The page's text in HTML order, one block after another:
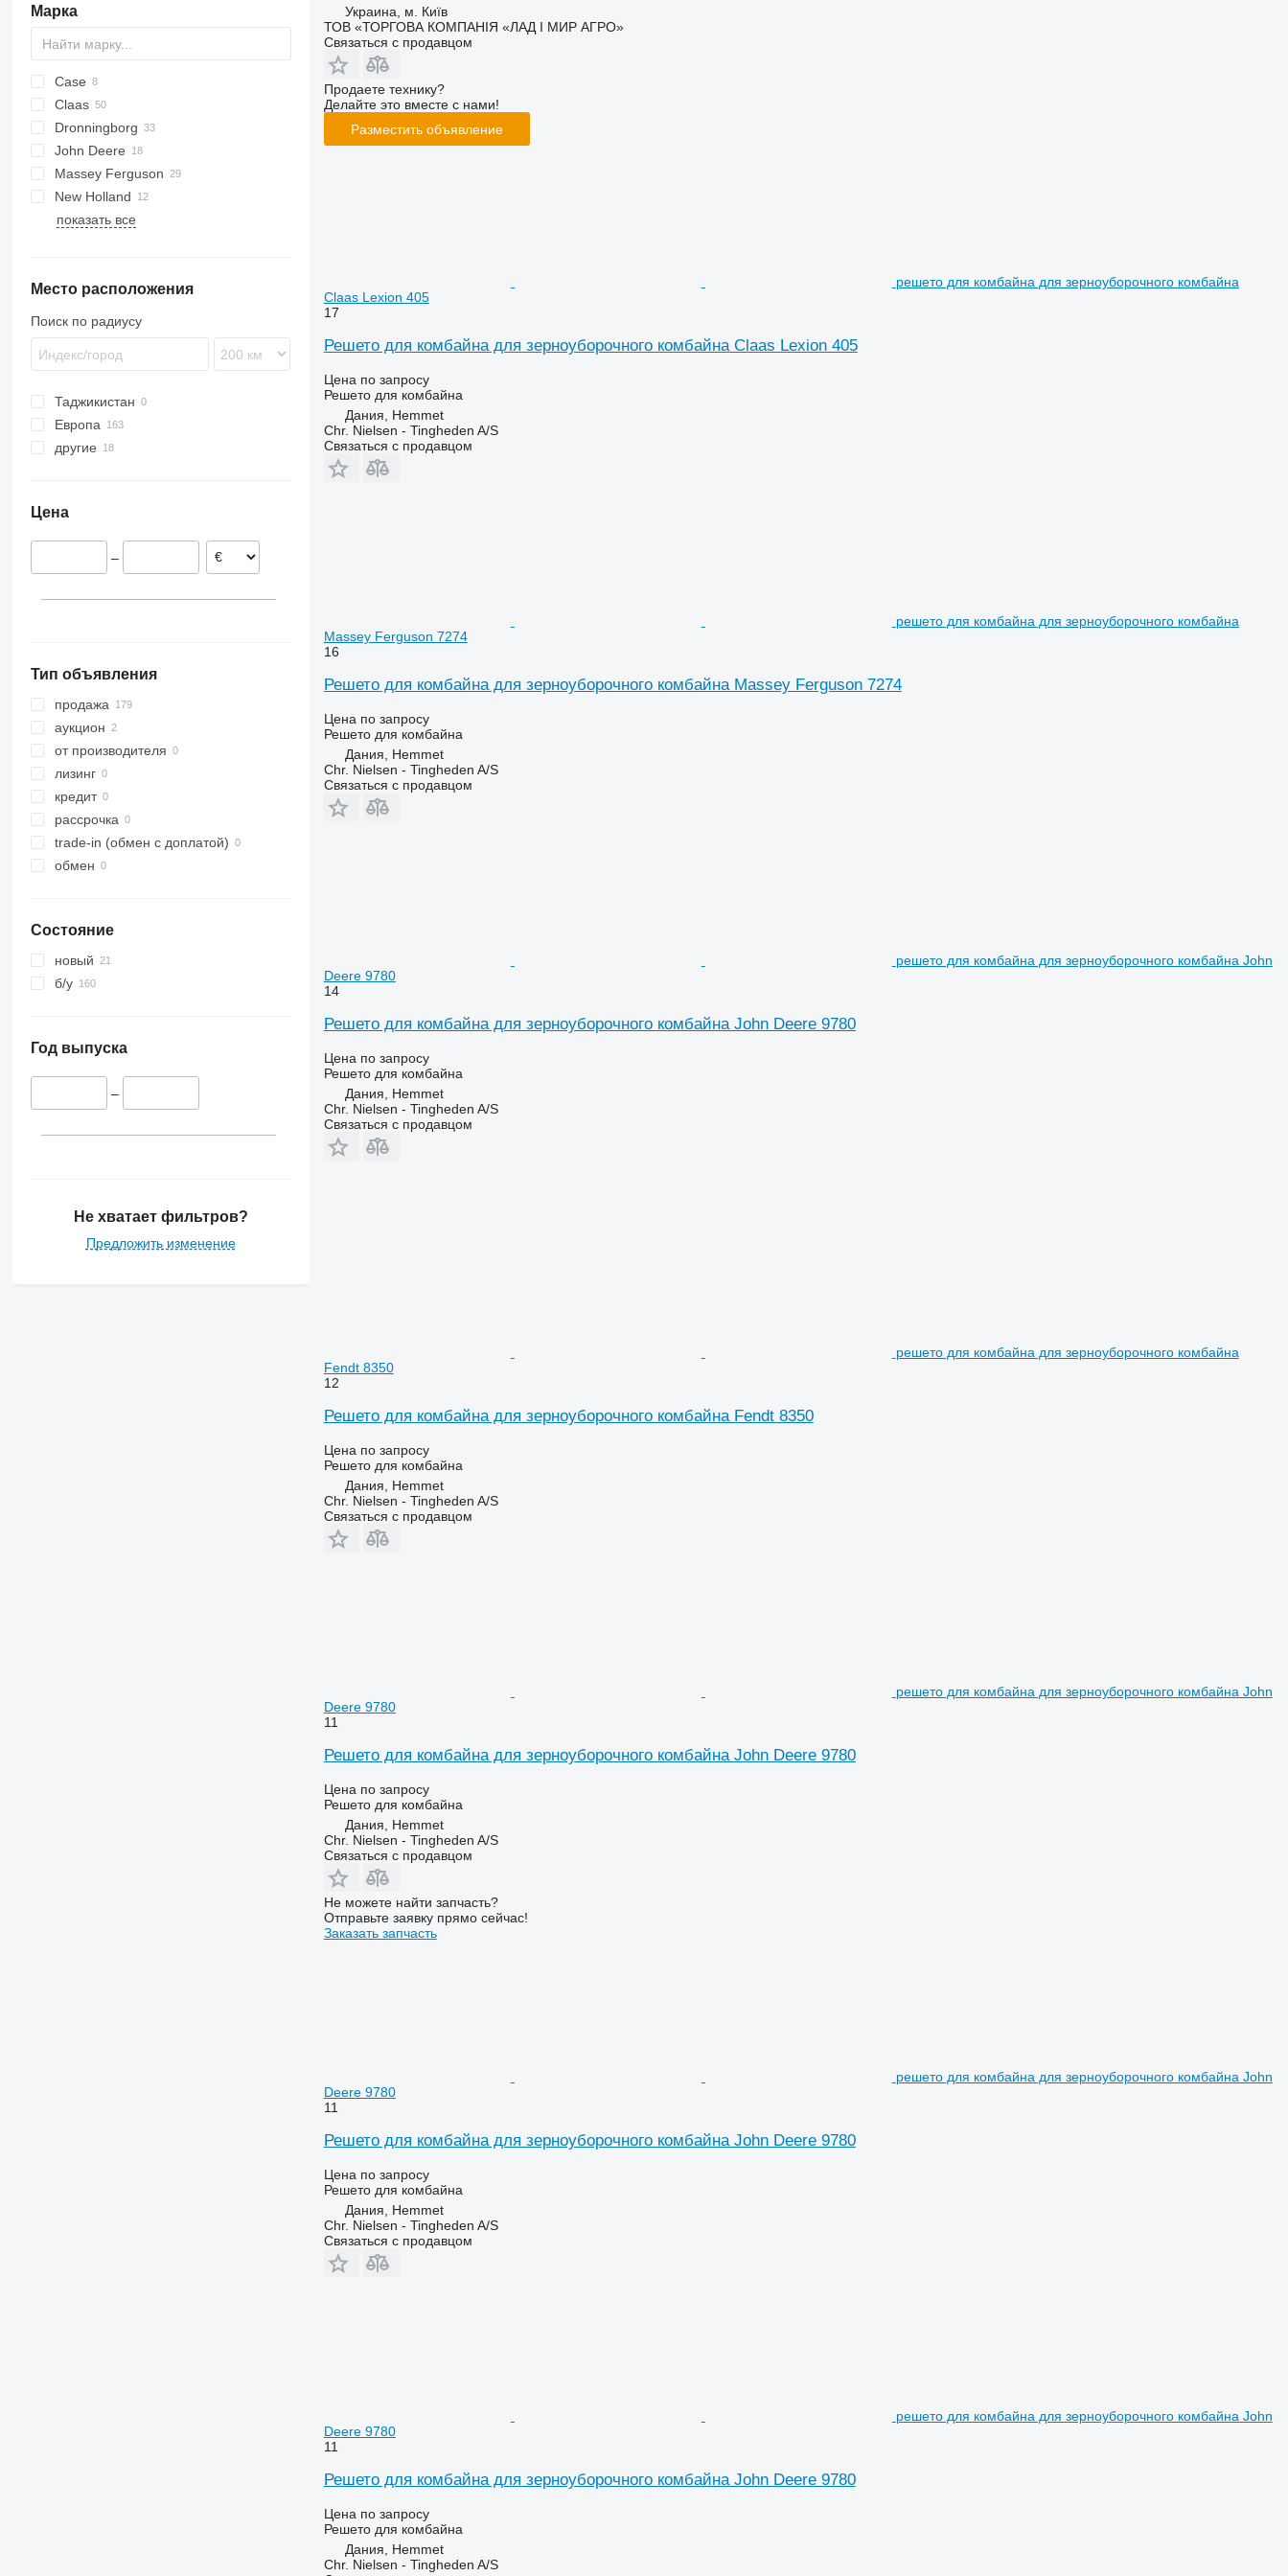
Марка
1680
2188
2388
5088
6140
7140
8010
Case
Claas
Commandor
Dominator
Lexion
Mercator
Dronningborg
D-series
Ideal
6640
530
John Deere
955
9500
9560
9780
S-series
T-series
3600
Massey Ferguson
38
40
9280
New Holland
CR
показать все
Место расположения
Поиск по радиусу
Таджикистан
Европа
Дания
другие
Цена
–
Тип объявления
продажа
аукцион
от производителя
лизинг
кредит
рассрочка
trade-in (обмен с доплатой)
обмен
Состояние
новый
б/у
Год выпуска
–
Не хватает фильтров?
Предложить изменение
Украина, м. Київ
ТОВ «ТОРГОВА КОМПАНІЯ «ЛАД І МИР АГРО»
Связаться с продавцом
Продаете технику?
Делайте это вместе с нами!
Разместить объявление
решето для комбайна для зерноуборочного комбайна
Claas Lexion 405
17
Решето для комбайна для зерноуборочного комбайна Claas Lexion 405
Цена по запросу
Решето для комбайна
Дания, Hemmet
Chr. Nielsen - Tingheden A/S
Связаться с продавцом
решето для комбайна для зерноуборочного комбайна
Massey Ferguson 7274
16
Решето для комбайна для зерноуборочного комбайна Massey Ferguson 7274
Цена по запросу
Решето для комбайна
Дания, Hemmet
Chr. Nielsen - Tingheden A/S
Связаться с продавцом
решето для комбайна для зерноуборочного комбайна John
Deere 9780
14
Решето для комбайна для зерноуборочного комбайна John Deere 9780
Цена по запросу
Решето для комбайна
Дания, Hemmet
Chr. Nielsen - Tingheden A/S
Связаться с продавцом
решето для комбайна для зерноуборочного комбайна
Fendt 8350
12
Решето для комбайна для зерноуборочного комбайна Fendt 8350
Цена по запросу
Решето для комбайна
Дания, Hemmet
Chr. Nielsen - Tingheden A/S
Связаться с продавцом
решето для комбайна для зерноуборочного комбайна John
Deere 9780
11
Решето для комбайна для зерноуборочного комбайна John Deere 9780
Цена по запросу
Решето для комбайна
Дания, Hemmet
Chr. Nielsen - Tingheden A/S
Связаться с продавцом
Не можете найти запчасть?
Отправьте заявку прямо сейчас!
Заказать запчасть
решето для комбайна для зерноуборочного комбайна John
Deere 9780
11
Решето для комбайна для зерноуборочного комбайна John Deere 9780
Цена по запросу
Решето для комбайна
Дания, Hemmet
Chr. Nielsen - Tingheden A/S
Связаться с продавцом
решето для комбайна для зерноуборочного комбайна John
Deere 9780
11
Решето для комбайна для зерноуборочного комбайна John Deere 9780
Цена по запросу
Решето для комбайна
Дания, Hemmet
Chr. Nielsen - Tingheden A/S